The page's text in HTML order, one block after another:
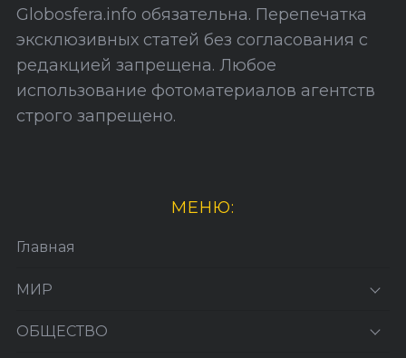
Globosfera.info обязательна. Перепечатка
эксклюзивных статей без согласования с
редакцией запрещена. Любое
использование фотоматериалов агентств
строго запрещено.
МЕНЮ:
Главная
МИР
ОБЩЕСТВО